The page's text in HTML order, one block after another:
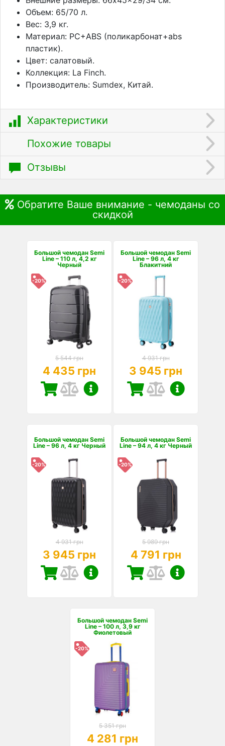
Объем: 65/70 л.
Вес: 3,9 кг.
Материал: PC+ABS (поликарбонат+abs
пластик).
Цвет: салатовый.
Коллекция: La Finch.
Производитель: Sumdex, Китай.
Характеристики
Похожие товары
Отзывы
Обратите Ваше внимание - чемоданы со
скидкой
Большой чемодан Semi
Line – 110 л, 4,2 кг
Черный
-20%
5 544 грн
4 435 грн
Большой чемодан Semi
Line – 96 л, 4 кг
Блакитний
-20%
4 931 грн
3 945 грн
Большой чемодан Semi
Line – 96 л, 4 кг Черный
-20%
4 931 грн
3 945 грн
Большой чемодан Semi
Line – 94 л, 4 кг Черный
-20%
5 989 грн
4 791 грн
Большой чемодан Semi
Line – 100 л, 3,9 кг
Фиолетовый
-20%
5 351 грн
4 281 грн